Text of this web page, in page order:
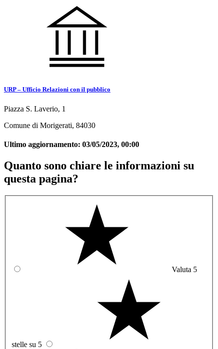
URP – Ufficio Relazioni con il pubblico
Piazza S. Laverio, 1
Comune di Morigerati, 84030
Ultimo aggiornamento: 03/05/2023, 00:00
Quanto sono chiare le informazioni su
questa pagina?
Valuta 5
stelle su 5